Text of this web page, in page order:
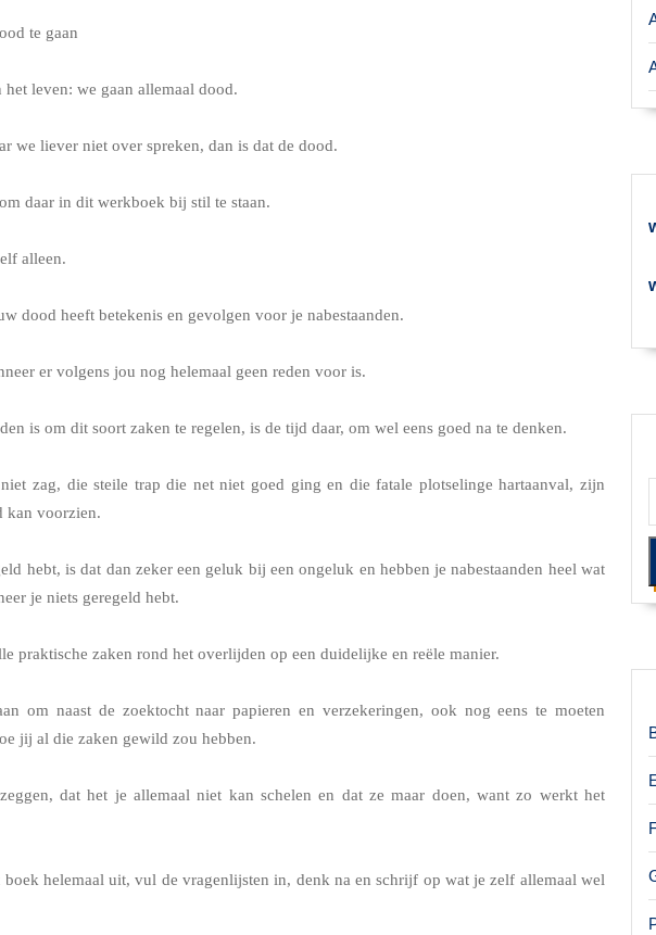
te gaan
leven: we gaan allemaal dood.
we liever niet over spreken, dan is dat de dood.
daar in dit werkboek bij stil te staan.
alleen.
dood heeft betekenis en gevolgen voor je nabestaanden.
er volgens jou nog helemaal geen reden voor is.
is om dit soort zaken te regelen, is de tijd daar, om wel eens goed na te denken.
zag, die steile trap die net niet goed ging en die fatale plotselinge hartaanval, zijn
kan voorzien.
hebt, is dat dan zeker een geluk bij een ongeluk en hebben je nabestaanden heel wat
je niets geregeld hebt.
praktische zaken rond het overlijden op een duidelijke en reële manier.
om naast de zoektocht naar papieren en verzekeringen, ook nog eens te moeten
jij al die zaken gewild zou hebben.
dat het je allemaal niet kan schelen en dat ze maar doen, want zo werkt het
helemaal uit, vul de vragenlijsten in, denk na en schrijf op wat je zelf allemaal wel